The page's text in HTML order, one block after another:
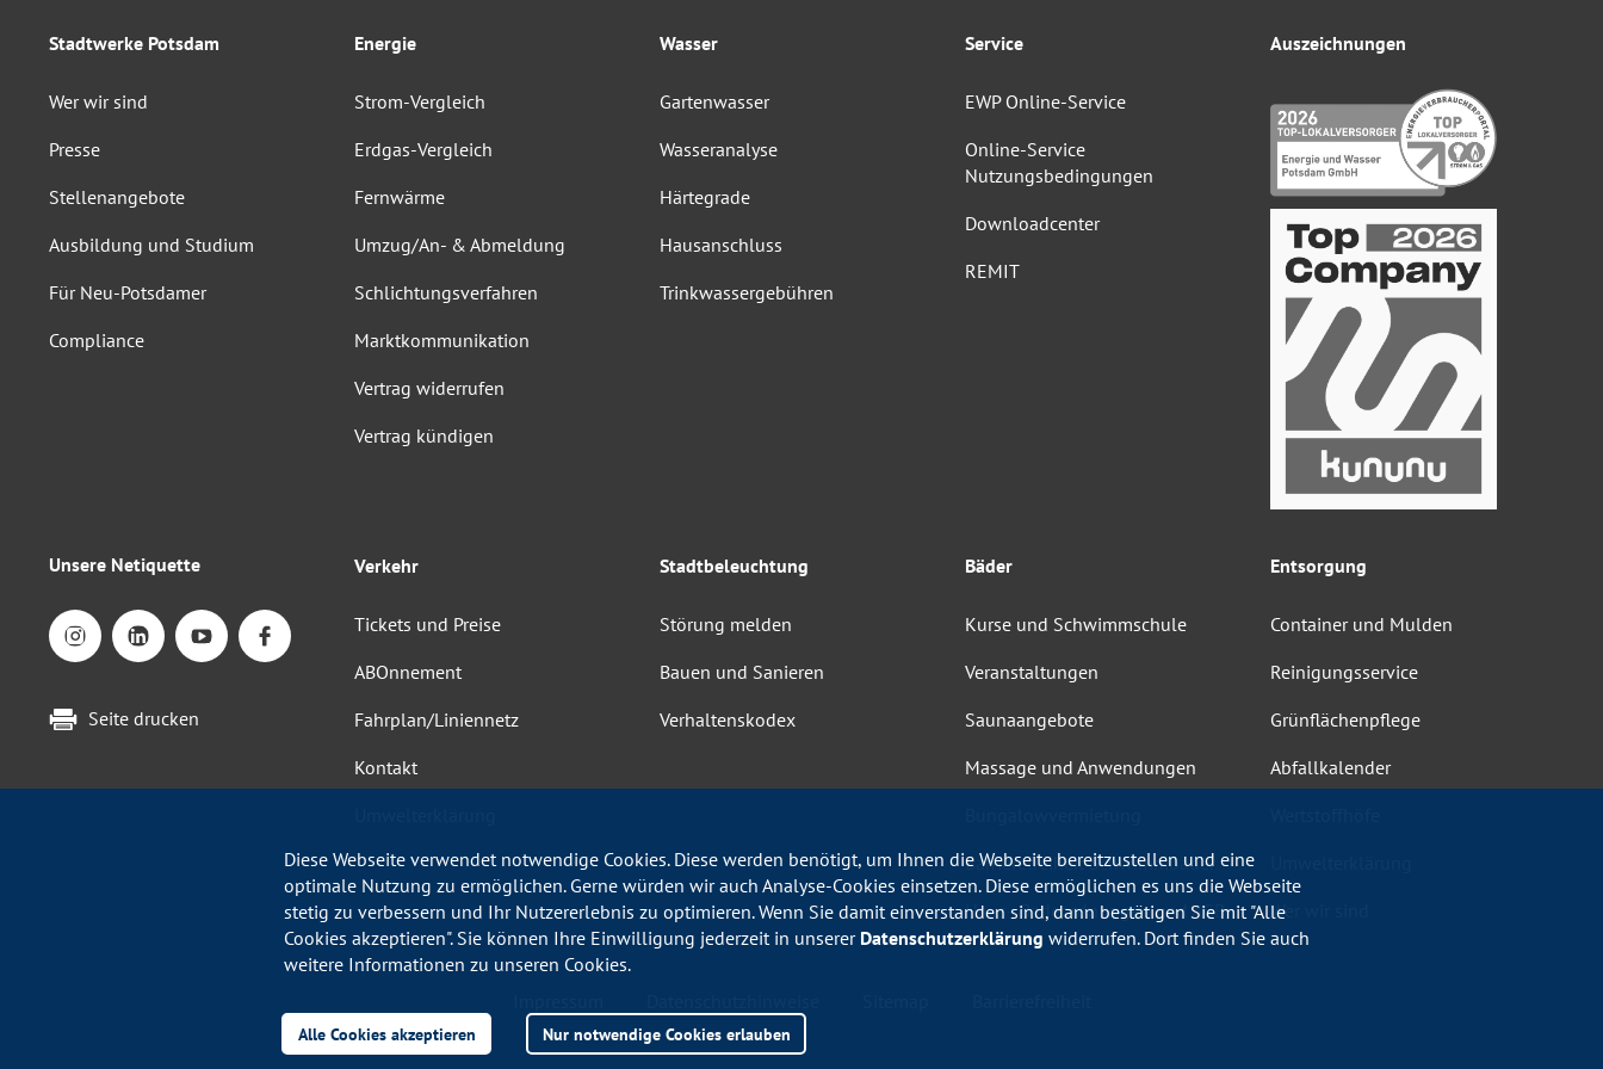
Stadtwerke Potsdam
Wer wir sind
Presse
Stellenangebote
Ausbildung und Studium
Für Neu-Potsdamer
Compliance
Energie
Strom-Vergleich
Erdgas-Vergleich
Fernwärme
Umzug/An- & Abmeldung
Schlichtungsverfahren
Marktkommunikation
Vertrag widerrufen
Vertrag kündigen
Wasser
Gartenwasser
Wasseranalyse
Härtegrade
Hausanschluss
Trinkwassergebühren
Verkehr
Tickets und Preise
ABOnnement
Fahrplan/Liniennetz
Kontakt
Bäder
Kurse und Schwimmschule
Veranstaltungen
Saunaangebote
Massage und Anwendungen
Barrierefreiheit Schwimmbäder
Haus-, Badeordnungen und AGB
Entsorgung
Container und Mulden
Reinigungsservice
Grünflächenpflege
Abfallkalender
Wer wir sind
Stadtbeleuchtung
Störung melden
Bauen und Sanieren
Verhaltenskodex
Service
EWP Online-Service
Online-Service
Nutzungsbedingungen
Downloadcenter
REMIT
Auszeichnungen
Unsere Netiquette
Seite drucken
Diese Webseite verwendet notwendige Cookies. Diese werden benötigt, um Ihnen die Webseite bereitzustellen und eine
optimale Nutzung zu ermöglichen. Gerne würden wir auch Analyse-Cookies einsetzen. Diese ermöglichen es uns die Webseite
stetig zu verbessern und Ihr Nutzererlebnis zu optimieren. Wenn Sie damit einverstanden sind, dann bestätigen Sie mit "Alle
Cookies akzeptieren". Sie können Ihre Einwilligung jederzeit in unserer Datenschutzerklärung widerrufen. Dort finden Sie auch
weitere Informationen zu unseren Cookies.
Alle Cookies akzeptieren Nur notwendige Cookies erlauben